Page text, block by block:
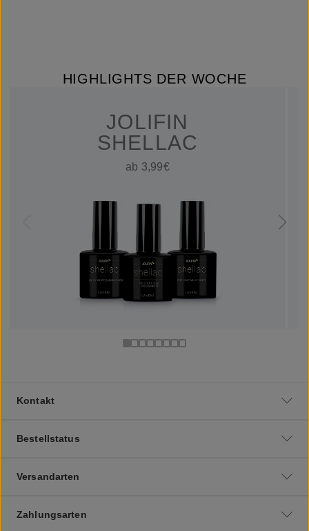
HIGHLIGHTS DER WOCHE
JOLIFIN
SHELLAC
ab 3,99€
Kontakt
Bestellstatus
Versandarten
Zahlungsarten